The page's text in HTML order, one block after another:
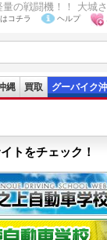
の戦闘機！！ 大城
コチラ ヘルプ
縄 買取 グーバイク
トをチェック！